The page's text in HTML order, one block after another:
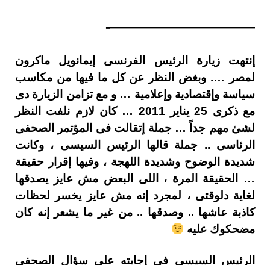
——————————-
إنتهت زيارة الرئيس الفرنسى إيمانويل ماكرون
لمصر …. وبغض النظر عن كل ما فيها من مكاسب
سياسة وإقتصادية وإعلامية … و مع تزامن الزيارة دى
مع ذكرى 25 يناير 2011 … كان لازم نلفت النظر
لشئ مهم جداً … جملة إتقالت فى المؤتمر الصحفى
الرئاسى .. جملة قالها الرئيس السيسى ، وكانت
شديدة الوضوح وشديدة اللهجة ، وفيها إقرار حقيقة
… الحقيقة المرة ، اللى البعض مش عايز يصدقها
لغاية دلوقتى ، لمجرد إنه مش عايز يخسر لحظات
كاذبة عاشها .. وصدقها .. من غير ما يشعر إنه كان
مضحكوك عليه
الرئيس السيسى فى إجابته على سؤال الصحفى